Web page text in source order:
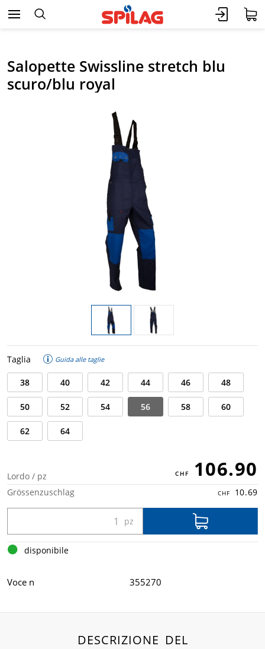
Salopette Swissline stretch blu
scuro/blu royal
Taglia Guida alle taglie
38 40 42 44 46 48
50 52 54 56 58 60
62 64
Lordo / pz 106.90
Grössenzuschlag 10.69
disponibile
Voce n 355270
DESCRIZIONE DEL